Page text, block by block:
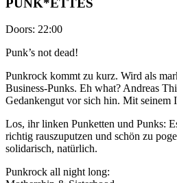
Doors: 22:00
Punk’s not dead!
Punkrock kommt zu kurz. Wird als
Business-Punks. Eh what? Andreas
Gedankengut vor sich hin. Mit
Los, ihr linken Punketten und Punks:
richtig rauszuputzen und schön zu
solidarisch, natürlich.
Punkrock all night long: